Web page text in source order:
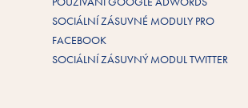
SOCIÁLNÍ ZÁSUVNÉ MODULY PRO
FACEBOOK
SOCIÁLNÍ ZÁSUVNÝ MODUL TWITTER